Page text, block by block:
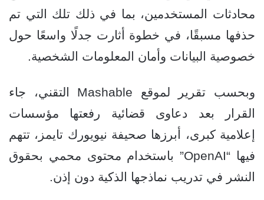
محادثات المستخدمين، بما في ذلك تلك التي تم
حذفها مسبقًا، في خطوة أثارت جدلًا واسعًا حول
خصوصية البيانات وأمان المعلومات الشخصية.
وبحسب تقرير لموقع Mashable التقني، جاء
القرار بعد دعاوى قضائية رفعتها مؤسسات
إعلامية كبرى، أبرزها صحيفة نيويورك تايمز، تتهم
فيها “OpenAI” باستخدام محتوى محمي بحقوق
النشر في تدريب نماذجها الذكية دون إذن.